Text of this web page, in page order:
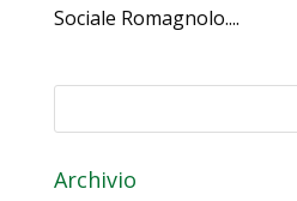
Sociale Romagnolo....
Archivio